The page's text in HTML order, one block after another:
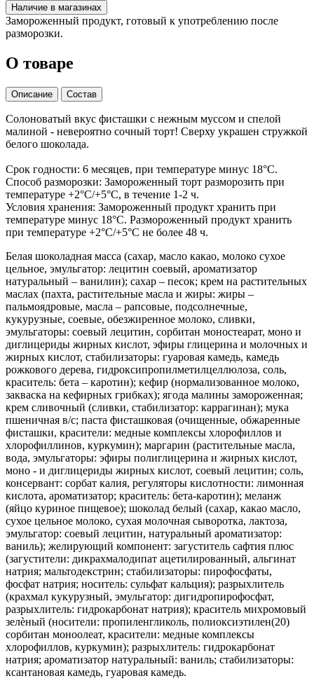
Наличие в магазинах
Замороженный продукт, готовый к употреблению после
разморозки.
О товаре
Описание Состав
Солоноватый вкус фисташки с нежным муссом и спелой
малиной - невероятно сочный торт! Сверху украшен стружкой
белого шоколада.
Срок годности: 6 месяцев, при температуре минус 18°С.
Способ разморозки: Замороженный торт разморозить при
температуре +2°С/+5°С, в течение 1-2 ч.
Условия хранения: Замороженный продукт хранить при
температуре минус 18°С. Размороженный продукт хранить
при температуре +2°С/+5°С не более 48 ч.
Белая шоколадная масса (сахар, масло какао, молоко сухое
цельное, эмульгатор: лецитин соевый, ароматизатор
натуральный – ванилин); сахар – песок; крем на растительных
маслах (пахта, растительные масла и жиры: жиры –
пальмоядровые, масла – рапсовые, подсолнечные,
кукурузные, соевые, обезжиренное молоко, сливки,
эмульгаторы: соевый лецитин, сорбитан моностеарат, моно и
диглицериды жирных кислот, эфиры глицерина и молочных и
жирных кислот, стабилизаторы: гуаровая камедь, камедь
рожкового дерева, гидроксипропилметилцеллюлоза, соль,
краситель: бета – каротин); кефир (нормализованное молоко,
закваска на кефирных грибках); ягода малины замороженная;
крем сливочный (сливки, стабилизатор: каррагинан); мука
пшеничная в/с; паста фисташковая (очищенные, обжаренные
фисташки, красители: медные комплексы хлорофиллов и
хлорофиллинов, куркумин); маргарин (растительные масла,
вода, эмульгаторы: эфиры полиглицерина и жирных кислот,
моно - и диглицериды жирных кислот, соевый лецитин; соль,
консервант: сорбат калия, регуляторы кислотности: лимонная
кислота, ароматизатор; краситель: бета-каротин); меланж
(яйцо куриное пищевое); шоколад белый (сахар, какао масло,
сухое цельное молоко, сухая молочная сыворотка, лактоза,
эмульгатор: соевый лецитин, натуральный ароматизатор:
ваниль); желирующий компонент: загуститель сафтия плюс
(загустители: дикрахмалодипат ацетилированный, альгинат
натрия; мальтодекстрин; стабилизаторы: пирофосфаты,
фосфат натрия; носитель: сульфат кальция); разрыхлитель
(крахмал кукурузный, эмульгатор: дигидропирофосфат,
разрыхлитель: гидрокарбонат натрия); краситель михромовый
зелѐный (носители: пропиленгликоль, полиоксиэтилен(20)
сорбитан моноолеат, красители: медные комплексы
хлорофиллов, куркумин); разрыхлитель: гидрокарбонат
натрия; ароматизатор натуральный: ваниль; стабилизаторы:
ксантановая камедь, гуаровая камедь.